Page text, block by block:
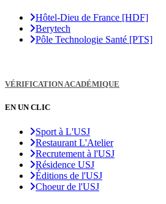
Hôtel-Dieu de France [HDF]
Berytech
Pôle Technologie Santé [PTS]
VÉRIFICATION ACADÉMIQUE
EN UN CLIC
Sport à L'USJ
Restaurant L'Atelier
Recrutement à l'USJ
Résidence USJ
Éditions de l'USJ
Choeur de l'USJ